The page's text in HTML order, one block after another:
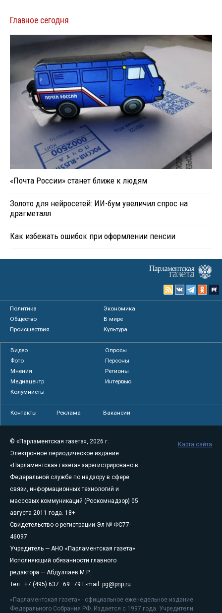
Главное сегодня
«Почта России» станет ближе к людям
Золото для нейросетей: ИИ-бум увеличил спрос на
драгметалл
Как избежать ошибок при оформлении пенсии
Политика
Экономика
Общество
В мире
Происшествия
Культура
Видео
Опросы
Фото
Персоны
Мнения
Регионы
Медиацентр
Интервью
Колумнисты
Контакты Реклама Вакансии
© «Парламентская газета», 2026 г.
Электронное периодическое издание
«Парламентская газета» зарегистрировано в
Федеральной службе по надзору в сфере
связи, информационных технологий и
массовых коммуникаций (Роскомнадзор) 05
августа 2011 года. 18+
Свидетельство о регистрации Эл № ФС77-
46097
Учредитель — АНО «Парламентская газета»
Исполняющий обязанности главного
редактора — Абдуллаев М.Р.
Тел.: +7 (495) 637–69–79 E-mail: pg@pnp.ru
«Парламентская газета» - официальное еженедельное издание
Федерального Собрания РФ. Издается с 1997 года. Учредители
Карта сайта